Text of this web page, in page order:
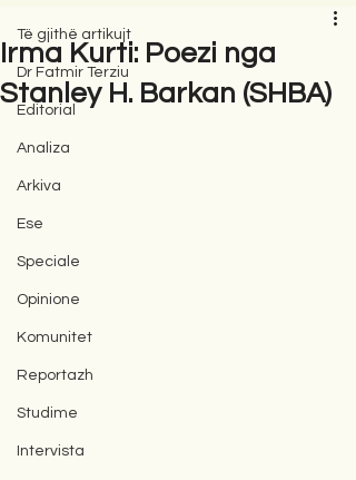
Të gjithë artikujt
Dr Fatmir Terziu
Editorial
Analiza
Arkiva
Ese
Speciale
Opinione
Komunitet
Reportazh
Studime
Intervista
Irma Kurti: Poezi nga
Stanley H. Barkan (SHBA)